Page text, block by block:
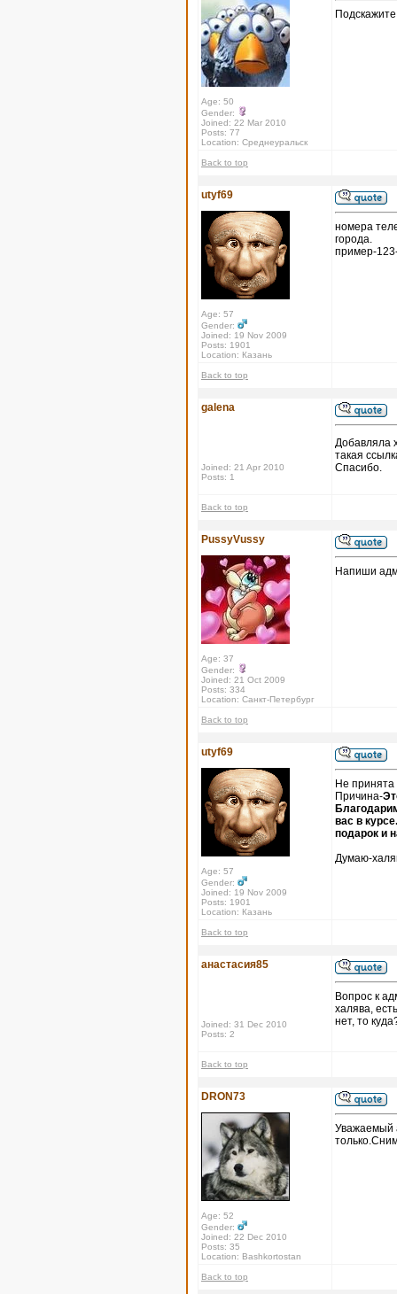
Age: 50
Gender:
Joined: 22 Mar 2010
Posts: 77
Location: Среднеуральск
Back to top
utyf69
Age: 57
Gender:
Joined: 19 Nov 2009
Posts: 1901
Location: Казань
номера
города.
пример-
Back to top
galena
Joined: 21 Apr 2010
Posts: 1
Добавляла
такая
Спасибо.
Back to top
PussyVussy
Age: 37
Gender:
Joined: 21 Oct 2009
Posts: 334
Location: Санкт-Петербург
Напиши
Back to top
utyf69
Age: 57
Gender:
Joined: 19 Nov 2009
Posts: 1901
Location: Казань
Не
Причина-
вас в
подарок и
Думаю-
Back to top
анастасия85
Joined: 31 Dec 2010
Posts: 2
Вопрос к
халява,
нет, то
Back to top
DRON73
Age: 52
Gender:
Joined: 22 Dec 2010
Posts: 35
Location: Bashkortostan
Уважаемый
Back to top